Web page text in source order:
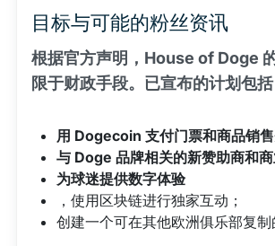
目标与可能的粉丝资讯
根据官方声明，House of Doge
限于财政手段。已宣布的计划包括
用 Dogecoin 支付门票和商品销售
与 Doge 品牌相关的新赞助商和
为球迷提供数字体验
，使用区块链进行独家互动；
创建一个可在其他欧洲俱乐部复制